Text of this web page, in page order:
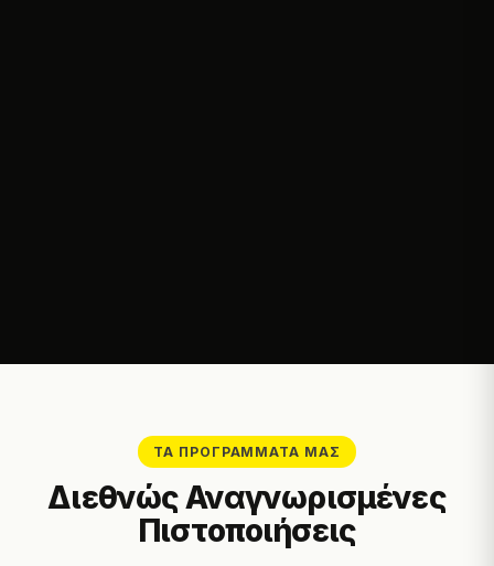
ΤΑ ΠΡΟΓΡΆΜΜΑΤΆ ΜΑΣ
Διεθνώς Αναγνωρισμένες
Πιστοποιήσεις